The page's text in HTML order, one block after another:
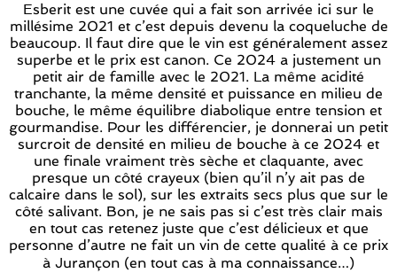
Esberit est une cuvée qui a fait son arrivée ici sur le
millésime 2021 et c’est depuis devenu la coqueluche de
beaucoup. Il faut dire que le vin est généralement assez
superbe et le prix est canon. Ce 2024 a justement un
petit air de famille avec le 2021. La même acidité
tranchante, la même densité et puissance en milieu de
bouche, le même équilibre diabolique entre tension et
gourmandise. Pour les différencier, je donnerai un petit
surcroit de densité en milieu de bouche à ce 2024 et
une finale vraiment très sèche et claquante, avec
presque un côté crayeux (bien qu’il n’y ait pas de
calcaire dans le sol), sur les extraits secs plus que sur le
côté salivant. Bon, je ne sais pas si c’est très clair mais
en tout cas retenez juste que c’est délicieux et que
personne d’autre ne fait un vin de cette qualité à ce prix
à Jurançon (en tout cas à ma connaissance…)